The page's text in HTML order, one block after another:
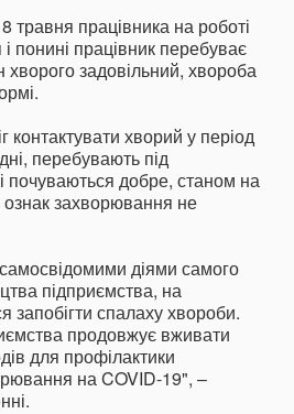
травня працівника на роботі
понині працівник перебуває
хворого задовільний, хвороба
контактувати хворий у період
перебувають під
почуваються добре, станом на
захворювання не
діями самого
підприємства, на
запобігти спалаху хвороби.
продовжує вживати
для профілактики
на COVID-19", –